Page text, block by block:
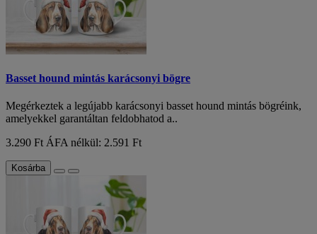
Basset hound mintás karácsonyi bögre
Megérkeztek a legújabb karácsonyi basset hound mintás bögréink,
amelyekkel garantáltan feldobhatod a..
3.290 Ft ÁFA nélkül: 2.591 Ft
Kosárba